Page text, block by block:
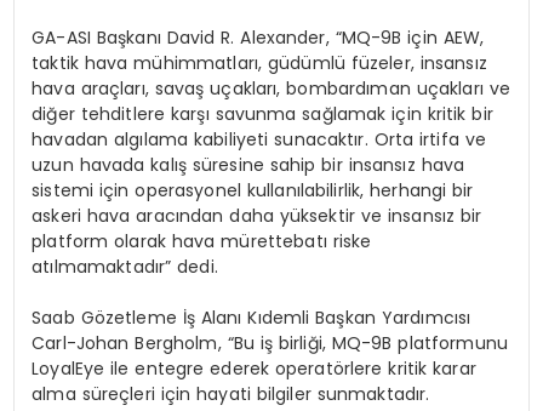
GA-ASI Başkanı David R. Alexander, “MQ-9B için AEW,
taktik hava mühimmatları, güdümlü füzeler, insansız
hava araçları, savaş uçakları, bombardıman uçakları ve
diğer tehditlere karşı savunma sağlamak için kritik bir
havadan algılama kabiliyeti sunacaktır. Orta irtifa ve
uzun havada kalış süresine sahip bir insansız hava
sistemi için operasyonel kullanılabilirlik, herhangi bir
askeri hava aracından daha yüksektir ve insansız bir
platform olarak hava mürettebatı riske
atılmamaktadır” dedi.
Saab Gözetleme İş Alanı Kıdemli Başkan Yardımcısı
Carl-Johan Bergholm, “Bu iş birliği, MQ-9B platformunu
LoyalEye ile entegre ederek operatörlere kritik karar
alma süreçleri için hayati bilgiler sunmaktadır.